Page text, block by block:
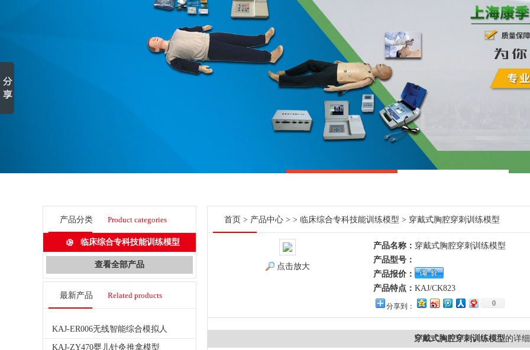
产品分类 Product categories
临床综合专科技能训练模型
查看全部产品
最新产品 Related products
KAJ-ER006无线智能综合模拟人
KAJ-ZY470婴儿针灸推拿模型
首页 > 产品中心 > > 临床综合专科技能训练模型 > 穿戴式胸腔穿刺训练模型
点击放大
产品名称： 穿戴式胸腔穿刺训练模型
产品型号：
产品报价：
产品特点： KAJ/CK823
分享到： 0
穿戴式胸腔穿刺训练模型的详